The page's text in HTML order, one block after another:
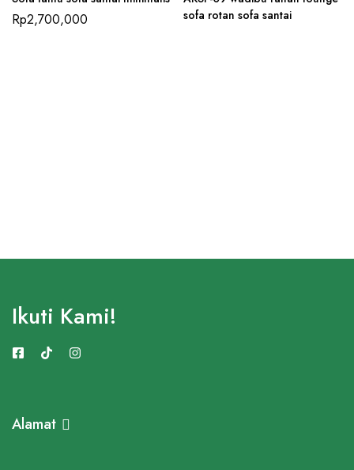
Rp2,700,000
sofa rotan sofa santai
Alamat
Ikuti Kami!